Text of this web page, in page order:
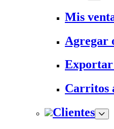
Mis
Agregar
Exportar
Carritos
Clientes